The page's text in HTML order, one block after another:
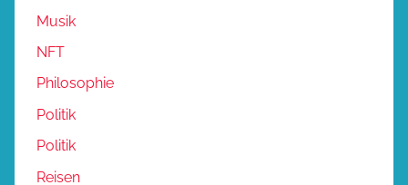
Musik
NFT
Philosophie
Politik
Politik
Reisen